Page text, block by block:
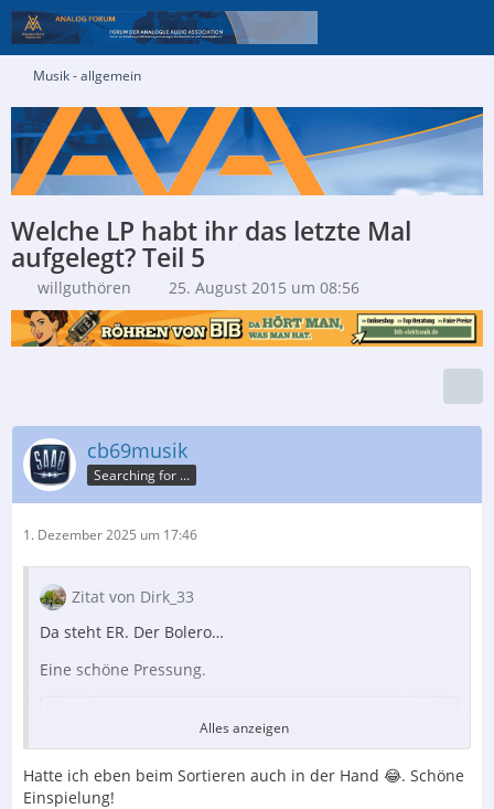
Musik - allgemein
Welche LP habt ihr das letzte Mal
aufgelegt? Teil 5
willguthören 25. August 2015 um 08:56
cb69musik
Searching for ...
1. Dezember 2025 um 17:46
Zitat von Dirk_33
Da steht ER. Der Bolero…
Eine schöne Pressung.
keine Berechtigung haben, diesen Inhalt zu sehen.
Alles anzeigen
Hatte ich eben beim Sortieren auch in der Hand 😂. Schöne
Einspielung!